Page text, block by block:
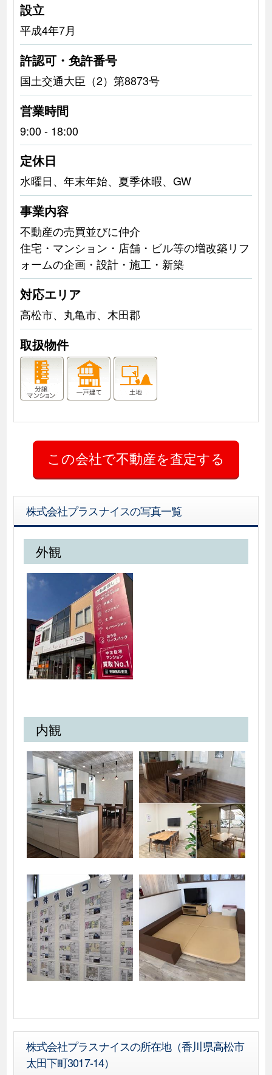
設立
平成4年7月
許認可・免許番号
国土交通大臣（2）第8873号
営業時間
9:00 - 18:00
定休日
水曜日、年末年始、夏季休暇、GW
事業内容
不動産の売買並びに仲介
住宅・マンション・店舗・ビル等の増改築リフ
ォームの企画・設計・施工・新築
対応エリア
高松市、丸亀市、木田郡
取扱物件
株式会社プラスナイスの写真一覧
外観
内観
株式会社プラスナイスの所在地（香川県高松市
太田下町3017-14）